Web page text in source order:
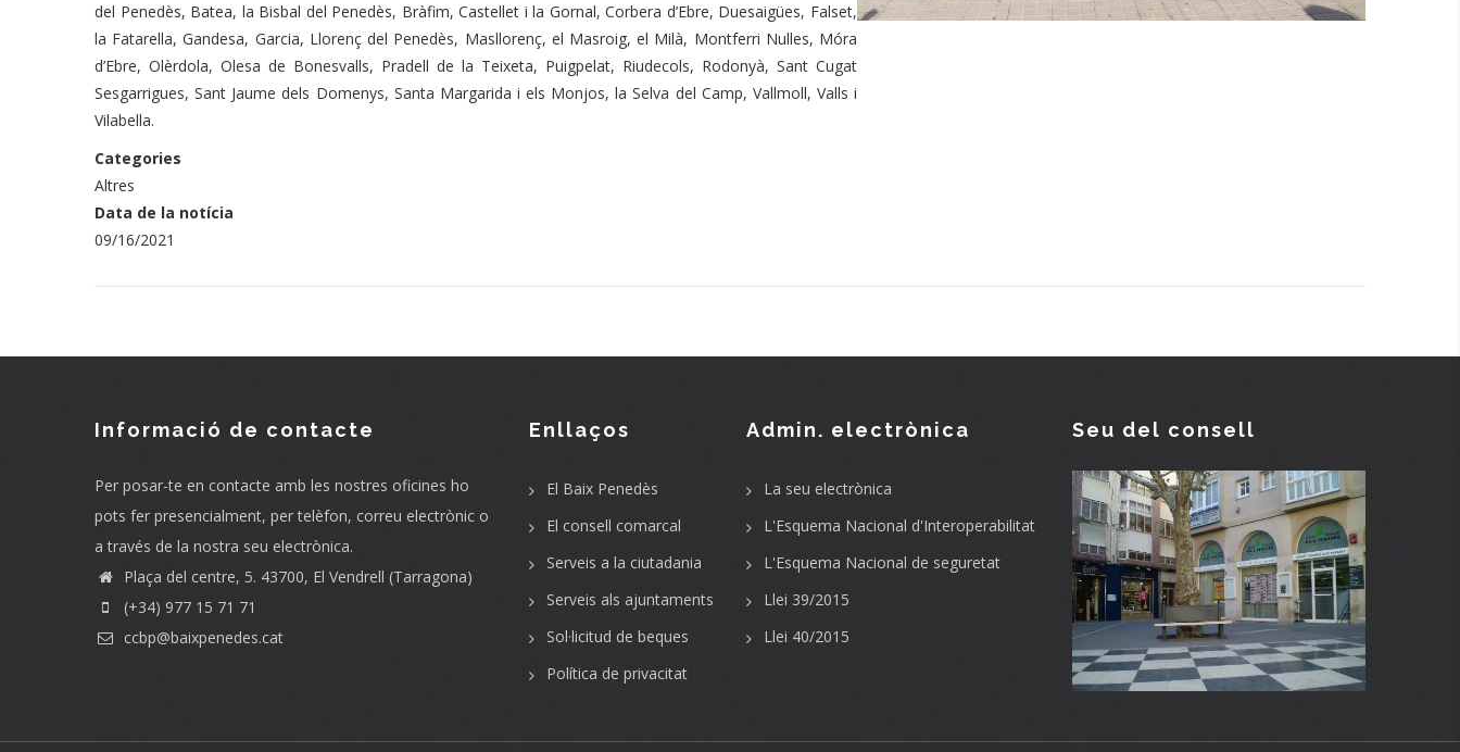
del Penedès, Batea, la Bisbal del Penedès, Bràfim, Castellet i la Gornal, Corbera d’Ebre, Duesaigües, Falset,
la Fatarella, Gandesa, Garcia, Llorenç del Penedès, Masllorenç, el Masroig, el Milà, Montferri Nulles, Móra
d’Ebre, Olèrdola, Olesa de Bonesvalls, Pradell de la Teixeta, Puigpelat, Riudecols, Rodonyà, Sant Cugat
Sesgarrigues, Sant Jaume dels Domenys, Santa Margarida i els Monjos, la Selva del Camp, Vallmoll, Valls i
Vilabella.
Categories
Altres
Data de la notícia
09/16/2021
Informació de contacte
Per posar-te en contacte amb les nostres oficines ho
pots fer presencialment, per telèfon, correu electrònic o
a través de la nostra seu electrònica.
Plaça del centre, 5. 43700, El Vendrell (Tarragona)
(+34) 977 15 71 71
ccbp@baixpenedes.cat
Enllaços
El Baix Penedès
El consell comarcal
Serveis a la ciutadania
Serveis als ajuntaments
Sol·licitud de beques
Política de privacitat
Admin. electrònica
La seu electrònica
L'Esquema Nacional d'Interoperabilitat
L'Esquema Nacional de seguretat
Llei 39/2015
Llei 40/2015
Seu del consell